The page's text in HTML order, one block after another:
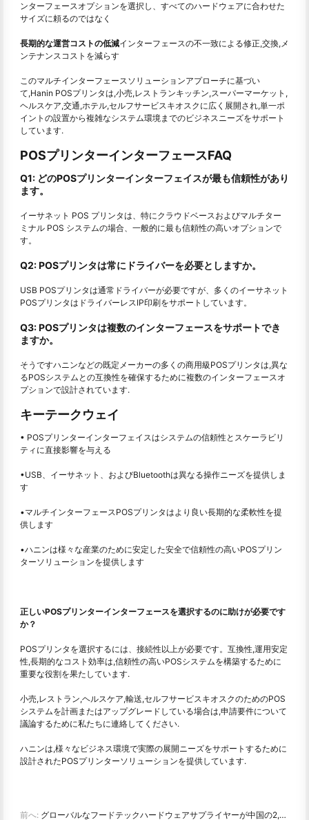
ンターフェースオプションを選択し、すべてのハードウェアに合わせた
サイズに頼るのではなく
長期的な運営コストの低減インターフェースの不一致による修正,交換,メ
ンテナンスコストを減らす
このマルチインターフェースソリューションアプローチに基づい
て,Hanin POSプリンタは,小売,レストランキッチン,スーパーマーケット,
ヘルスケア,交通,ホテル,セルフサービスキオスクに広く展開され,単一ポ
イントの設置から複雑なシステム環境までのビジネスニーズをサポート
しています.
POSプリンターインターフェースFAQ
Q1: どのPOSプリンターインターフェイスが最も信頼性があり
ます。
イーサネット POS プリンタは、特にクラウドベースおよびマルチター
ミナル POS システムの場合、一般的に最も信頼性の高いオプションで
す。
Q2: POSプリンタは常にドライバーを必要としますか。
USB POSプリンタは通常ドライバーが必要ですが、多くのイーサネット
POSプリンタはドライバーレスIP印刷をサポートしています。
Q3: POSプリンタは複数のインターフェースをサポートでき
ますか。
そうですハニンなどの既定メーカーの多くの商用級POSプリンタは,異な
るPOSシステムとの互換性を確保するために複数のインターフェースオ
プションで設計されています.
キーテークウェイ
• POSプリンターインターフェイスはシステムの信頼性とスケーラビリ
ティに直接影響を与える
•USB、イーサネット、およびBluetoothは異なる操作ニーズを提供しま
す
•マルチインターフェースPOSプリンタはより良い長期的な柔軟性を提
供します
•ハニンは様々な産業のために安定した安全で信頼性の高いPOSプリン
ターソリューションを提供します
正しいPOSプリンターインターフェースを選択するのに助けが必要です
か？
POSプリンタを選択するには、接続性以上が必要です。互換性,運用安定
性,長期的なコスト効率は,信頼性の高いPOSシステムを構築するために
重要な役割を果たしています.
小売,レストラン,ヘルスケア,輸送,セルフサービスキオスクのためのPOS
システムを計画またはアップグレードしている場合は,申請要件について
議論するために私たちに連絡してください.
ハニンは,様々なビジネス環境で実際の展開ニーズをサポートするために
設計されたPOSプリンターソリューションを提供しています.
前へ: グローバルなフードテックハードウェアサプライヤーが中国の2,300億ドルの配達革命から学ぶ5つのレッスン